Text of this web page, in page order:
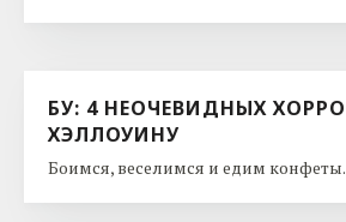
БУ: 4 НЕОЧЕВИДНЫХ
ХЭЛЛОУИНУ
Боимся, веселимся и едим конфеты.